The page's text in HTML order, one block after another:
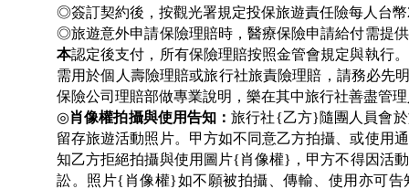
◎簽訂契約後，按觀光署規定投保旅遊責任險每人台幣
◎旅遊意外申請保險理賠時，醫療保險申請給付需提
本認定後支付，所有保險理賠按照金管會規定與執行
需用於個人壽險理賠或旅行社旅責險理賠，請務必先
保險公司理賠部做專業說明，樂在其中旅行社善盡管
◎肖像權拍攝與使用告知：旅行社{乙方}隨團人員會
留存旅遊活動照片。甲方如不同意乙方拍攝、或使用
知乙方拒絕拍攝與使用圖片{肖像權}，甲方不得因活
訟。照片{肖像權}如不願被拍攝、傳輸、使用亦可